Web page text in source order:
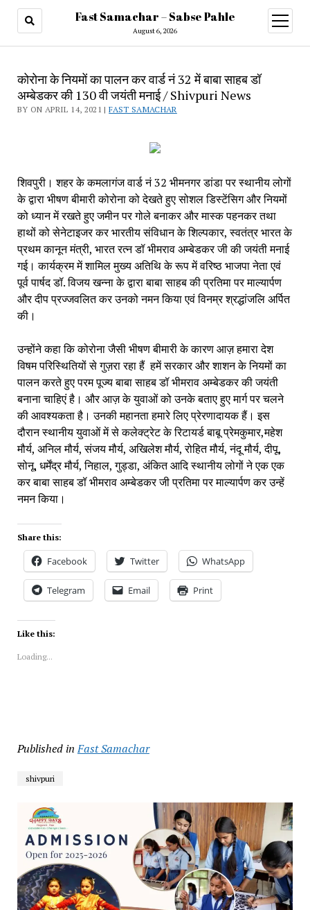
Fast Samachar – Sabse Pahle
August 6, 2026
open
menu
कोरोना के नियमों का पालन कर वार्ड नं 32 में बाबा साहब डॉ
अम्बेडकर की 130 वी जयंती मनाई / Shivpuri News
BY ON APRIL 14, 2021 |FAST SAMACHAR
शिवपुरी। शहर के कमलागंज वार्ड नं 32 भीमनगर डांडा पर स्थानीय लोगों
के द्वारा भीषण बीमारी कोरोना को देखते हुए सोशल डिस्टेंसिग और नियमों
को ध्यान में रखते हुए जमीन पर गोले बनाकर और मास्क पहनकर तथा
हाथों को सेनेटाइजर कर भारतीय संविधान के शिल्पकार, स्वतंत्र भारत के
प्रथम कानून मंत्री, भारत रत्न डॉ भीमराव अम्बेडकर जी की जयंती मनाई
गई। कार्यक्रम में शामिल मुख्य अतिथि के रूप में वरिष्ठ भाजपा नेता एवं
पूर्व पार्षद डॉ. विजय खन्ना के द्वारा बाबा साहब की प्रतिमा पर माल्यार्पण
और दीप प्रज्जवलित कर उनको नमन किया एवं विनम्र श्रद्धांजलि अर्पित
की।
उन्होंने कहा कि कोरोना जैसी भीषण बीमारी के कारण आज़ हमारा देश
विषम परिस्थितियों से गुज़रा रहा हैं  हमें सरकार और शाशन के नियमों का
पालन करते हुए परम पूज्य बाबा साहब डॉ भीमराव अम्बेडकर की जयंती
बनाना चाहिएं है। और आज़ के युवाओं को उनके बताए हुए मार्ग पर चलने
की आवश्यकता है। उनकी महानता हमारे लिए प्रेरणादायक हैं। इस
दौरान स्थानीय युवाओं में से कलेक्ट्रेट के रिटायर्ड बाबू प्रेमकुमार,महेश
मौर्य, अनिल मौर्य, संजय मौर्य, अखिलेश मौर्य, रोहित मौर्य, नंदू मौर्य, दीपू,
सोनू, धर्मेंद्र मौर्य, निहाल, गुड्डा, अंकित आदि स्थानीय लोगों ने एक एक
कर बाबा साहब डॉ भीमराव अम्बेडकर जी प्रतिमा पर माल्यार्पण कर उन्हें
नमन किया।
Share this:
Facebook Twitter WhatsApp
Telegram Email Print
Like this:
Loading...
Published in Fast Samachar
shivpuri